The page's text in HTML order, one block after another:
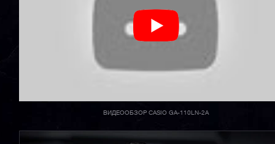
ВИДЕООБЗОР CASIO GA-110LN-2A